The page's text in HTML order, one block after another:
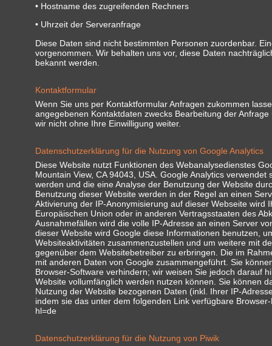
• Hostname des zugreifenden Rechners
• Uhrzeit der Serveranfrage
Diese Daten sind nicht bestimmten Personen zuordenbar.
vorgenommen. Wir behalten uns vor, diese Daten
bekannt werden.
Kontaktformular
Wenn Sie uns per Kontaktformular Anfragen zukommen
angegebenen Kontaktdaten zwecks Bearbeitung der
wir nicht ohne Ihre Einwilligung weiter.
Datenschutzerklärung für die Nutzung von Google Analytics
Diese Website nutzt Funktionen des Webanalysedienstes
Mountain View, CA 94043, USA. Google Analytics
werden und die eine Analyse der Benutzung der Website
Benutzung dieser Website werden in der Regel an einen
Aktivierung der IP-Anonymisierung auf dieser Webseite
Europäischen Union oder in anderen Vertragsstaaten des
Ausnahmefällen wird die volle IP-Adresse an einen Server
dieser Website wird Google diese Informationen benutzen,
Websiteaktivitäten zusammenzustellen und um weitere mit
gegenüber dem Websitebetreiber zu erbringen. Die im
mit anderen Daten von Google zusammengeführt. Sie
Browser-Software verhindern; wir weisen Sie jedoch darauf
Website vollumfänglich werden nutzen können. Sie können
Nutzung der Website bezogenen Daten (inkl. Ihrer IP-
indem sie das unter dem folgenden Link verfügbare
hl=de
Datenschutzerklärung für die Nutzung von Piwik